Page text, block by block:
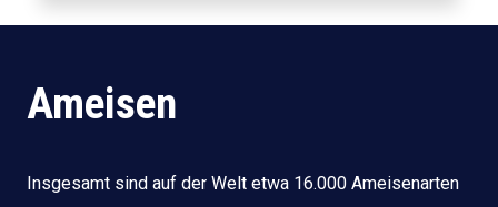
Ameisen
Insgesamt sind auf der Welt etwa 16.000 Ameisenarten